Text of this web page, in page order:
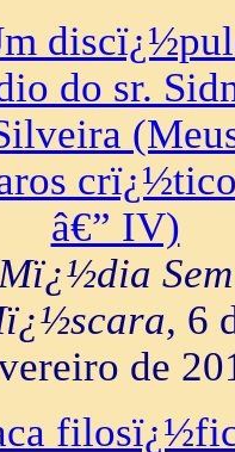
do sr.
â€” IV)
Mï¿½dia Sem
, 6
de